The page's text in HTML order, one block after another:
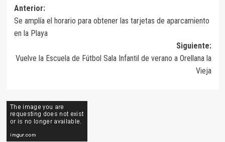
Navegación
de
entradas
Anterior:
Se amplía el horario para obtener las tarjetas de aparcamiento
en la Playa
Siguiente:
Vuelve la Escuela de Fútbol Sala Infantil de verano a Orellana la
Vieja